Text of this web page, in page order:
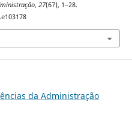
, 27(67), 1–28.
da Administração